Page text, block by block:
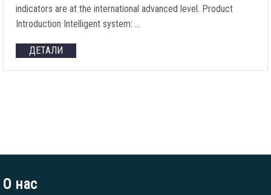
indicators are at the international advanced level. Product
Introduction Intelligent system: …
ДЕТАЛИ
О нас